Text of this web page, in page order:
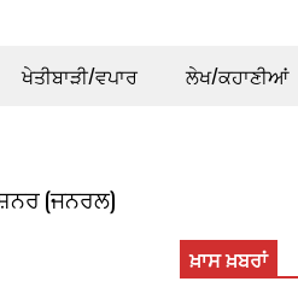
ਖੇਤੀਬਾੜੀ/ਵਪਾਰ ਲੇਖ/ਕਹਾਣੀਆਂ
(ਜਨਰਲ)
ਖ਼ਾਸ ਖ਼ਬਰਾਂ